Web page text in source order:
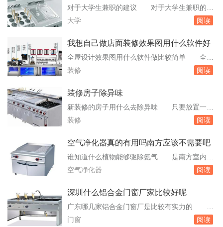
的居住和使用。来看看全套精装修包括什么呢，
精装修房子怎么验收呢，这些小常识对于大家选
对于大学生兼职的建议 对于大学生兼职的建
议如下：选择合适的兼职：尽量选择与自己专业
能赚取零花钱。避免选择出苦力却没有什么收获
来轻松但实际风险高的工作，如电商刷单等。注
意兼职的安全性：兼职时要注意。作为大学学生
大学 阅读
我想自己做店面装修效果图用什么软件好
全屋设计效果图用什么软件做比较简单 全屋
设计效果图的制作可以选择以下几种较为简单的
提供了丰富的家居模型和素材，支持3D和VR设
户提供交互式的体验。此外，酷家乐还提供了报
价和订单管理功能，方便设计师和客户进行沟通
装修 阅读
装修房子除异味
新装修的房子用什么去除异味 只要放置一段
时间就可以了。使用清水在新装修好的房子中，
段、橘子皮等，放置一段时间就能去除异味。或
以慢慢去除异味。以上方法可以帮助您有效地去
除新装修房子中的异味，希望对您有所帮。新装
装修 阅读
空气净化器真的有用吗南方应该不需要吧
谁知道什么植物能够驱除氨气 是南方室内与
室外园林布置的重要材料之一。四季常青的叶片
吸附家居中多余的氨气。白掌：。它绿色的棕榈
袖珍椰子：它是高效空气净化器。由于它能同时
净化空气中的苯、三氯乙烯和甲。房间会有味道
空气净化器 阅读
深圳什么铝合金门窗厂家比较好呢
广东哪几家铝合金门窗厂是比较有实力的 我
大伯在深圳那边开=了=个铿固门窗店。他也挺不
门窗 阅读